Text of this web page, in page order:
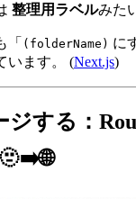
整理用ラベルみた
「 (folderName) に
います。 (Next.js)
する：